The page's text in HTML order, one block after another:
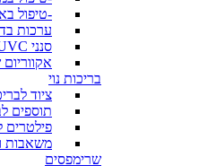
-טיפול
ערכות
סנני UV/UVC
בריכות נוי
ציוד
תוספים
פילטרים
משאבות
שרימפסים